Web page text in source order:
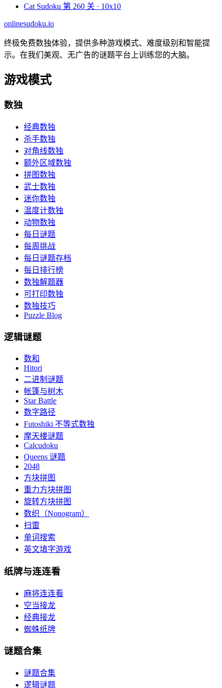
Cat Sudoku 第 260 关 · 10x10
onlinesudoku.io
终极免费数独体验，提供多种游戏模式、难度级别和智能提
示。在我们美观、无广告的谜题平台上训练您的大脑。
游戏模式
数独
经典数独
杀手数独
对角线数独
额外区域数独
拼图数独
武士数独
迷你数独
温度计数独
动物数独
每日谜题
每周挑战
每日谜题存档
每日排行榜
数独解题器
可打印数独
数独技巧
Puzzle Blog
逻辑谜题
数和
Hitori
二进制谜题
帐篷与树木
Star Battle
数字路径
Futoshiki 不等式数独
摩天楼谜题
Calcudoku
Queens 谜题
2048
方块拼图
重力方块拼图
旋转方块拼图
数织（Nonogram）
扫雷
单词搜索
英文填字游戏
纸牌与连连看
麻将连连看
空当接龙
经典接龙
蜘蛛纸牌
谜题合集
谜题合集
逻辑谜题